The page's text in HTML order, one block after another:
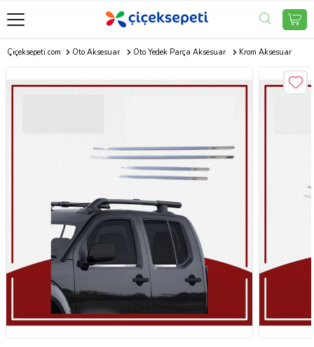
Çiçeksepeti.com Oto Aksesuar Oto Yedek Parça Aksesuar Krom Aksesuar